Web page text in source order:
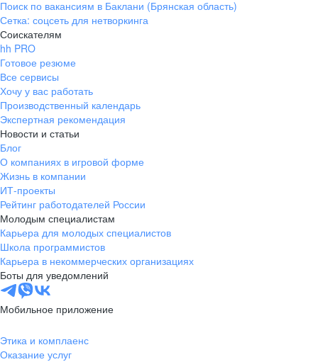
Поиск по вакансиям в Баклани (Брянская область)
Сетка: соцсеть для нетворкинга
Соискателям
hh PRO
Готовое резюме
Все сервисы
Хочу у вас работать
Производственный календарь
Экспертная рекомендация
Новости и статьи
Блог
О компаниях в игровой форме
Жизнь в компании
ИТ-проекты
Рейтинг работодателей России
Молодым специалистам
Карьера для молодых специалистов
Школа программистов
Карьера в некоммерческих организациях
Боты для уведомлений
Мобильное приложение
Этика и комплаенс
Оказание услуг